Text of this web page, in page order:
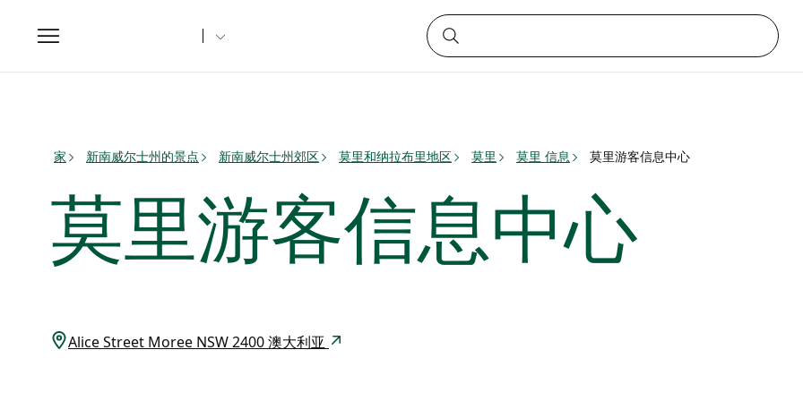
Toggle
navigation
家 新南威尔士州的景点 新南威尔士州郊区 莫里和纳拉布里地区 莫里 莫里 信息 莫里游客信息中心
莫里游客信息中心
Alice Street Moree NSW 2400 澳大利亚